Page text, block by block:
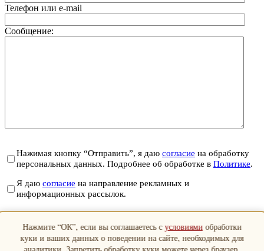
Телефон или e-mail
Сообщение:
Нажимая кнопку “Отправить”, я даю согласие на обработку
персональных данных. Подробнее об обработке в Политике.
Я даю согласие на направление рекламных и
информационных рассылок.
Отправить
Закрыть
Нажмите “ОК”, если вы соглашаетесь сусловиями обработки
куки и ваших данных о поведении на сайте, необходимых для